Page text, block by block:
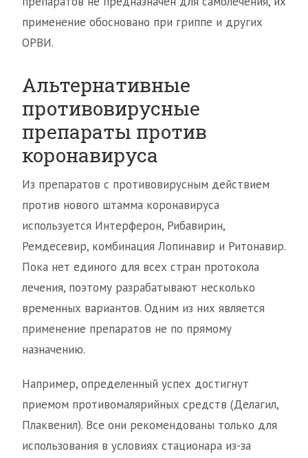
применение обосновано при гриппе и других
ОРВИ.
Альтернативные
противовирусные
препараты против
коронавируса
Из препаратов с противовирусным действием
против нового штамма коронавируса
используется Интерферон, Рибавирин,
Ремдесевир, комбинация Лопинавир и Ритонавир.
Пока нет единого для всех стран протокола
лечения, поэтому разрабатывают несколько
временных вариантов. Одним из них является
применение препаратов не по прямому
назначению.
Например, определенный успех достигнут
приемом противомалярийных средств (Делагил,
Плаквенил). Все они рекомендованы только для
использования в условиях стационара из-за